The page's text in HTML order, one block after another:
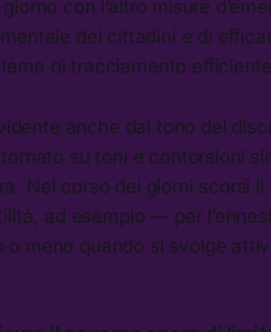
con l’altro misure
mentale dei cittadini e di
di tracciamento
anche dal tono del
su toni e contorsioni
Nel corso dei giorni scorsi
ad esempio — per
o meno quando si svolge